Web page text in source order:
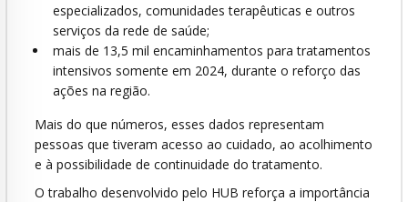
especializados, comunidades terapêuticas e outros
serviços da rede de saúde;
mais de 13,5 mil encaminhamentos para tratamentos
intensivos somente em 2024, durante o reforço das
ações na região.
Mais do que números, esses dados representam
pessoas que tiveram acesso ao cuidado, ao acolhimento
e à possibilidade de continuidade do tratamento.
O trabalho desenvolvido pelo HUB reforça a importância